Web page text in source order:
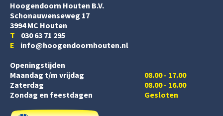
Hoogendoorn Houten B.V.
Schonauwenseweg 17
3994 MC Houten
T 030 63 71 295
E info@hoogendoornhouten.nl
Openingstijden
Maandag t/m vrijdag
Zaterdag
08.00 - 17.00
08.00 - 16.00
Zondag en feestdagen
Gesloten